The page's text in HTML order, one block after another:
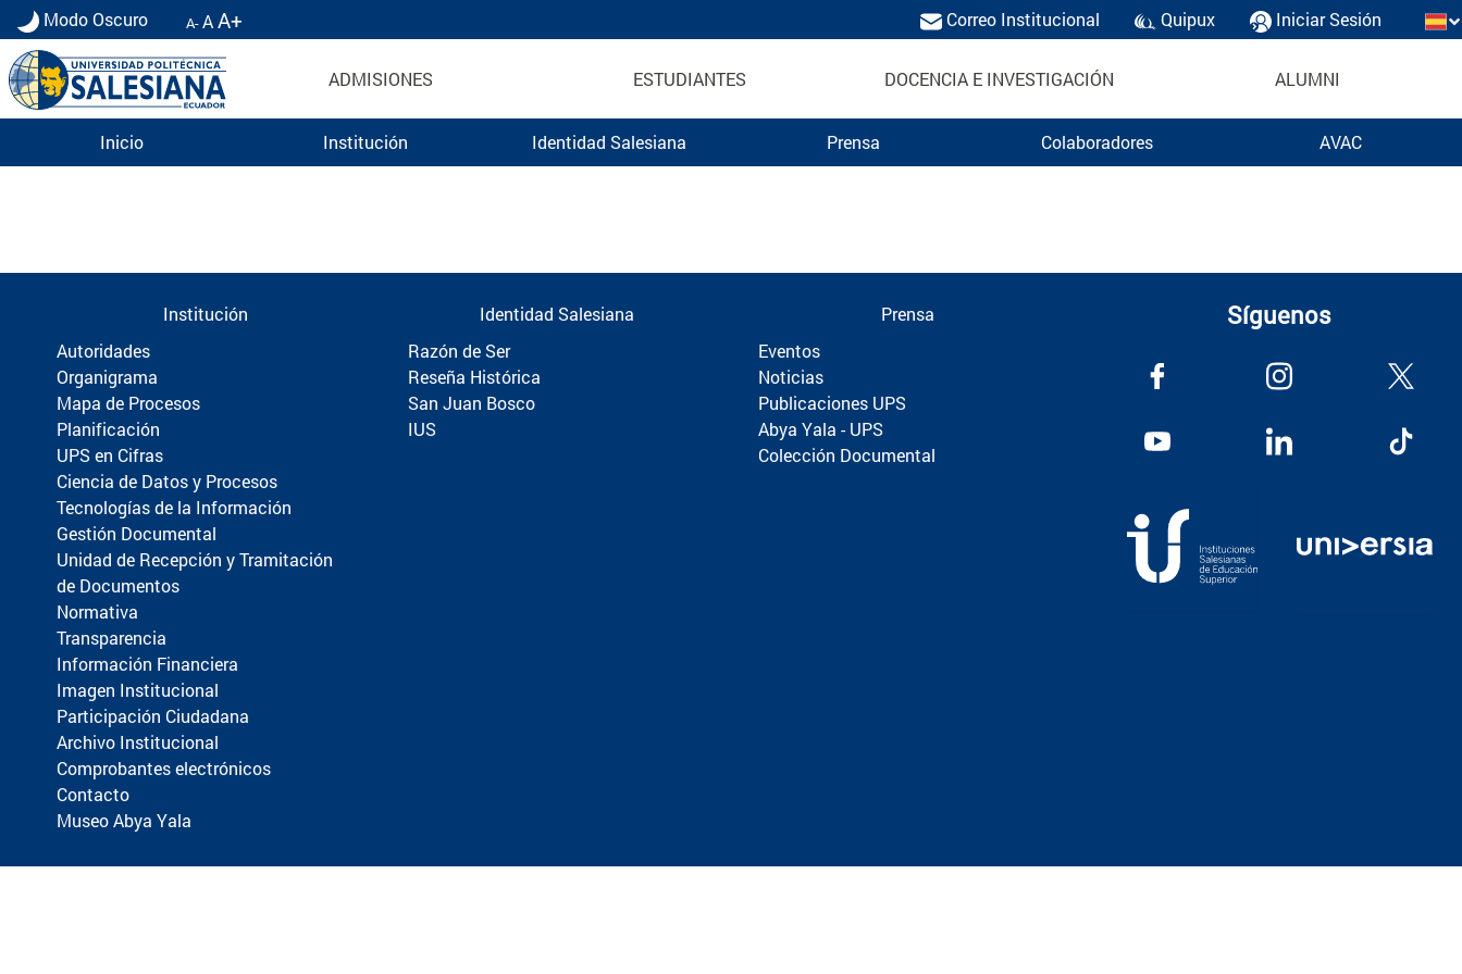
Modo Oscuro A-AA+ Correo Institucional Quipux Iniciar Sesión
ADMISIONES ESTUDIANTES DOCENCIA E INVESTIGACIÓN ALUMNI
Inicio Institución Identidad Salesiana Prensa Colaboradores AVAC
Información para Graduados UPS | Universidad Politécnica
Institución
Autoridades
Organigrama
Mapa de Procesos
Planificación
UPS en Cifras
Ciencia de Datos y Procesos
Tecnologías de la Información
Gestión Documental
Unidad de Recepción y Tramitación
de Documentos
Normativa
Transparencia
Información Financiera
Imagen Institucional
Participación Ciudadana
Archivo Institucional
Comprobantes electrónicos
Contacto
Museo Abya Yala
Identidad Salesiana
Razón de Ser
Reseña Histórica
San Juan Bosco
IUS
Prensa
Eventos
Noticias
Publicaciones UPS
Abya Yala - UPS
Colección Documental
Síguenos